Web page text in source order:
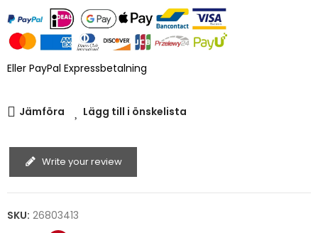
Eller PayPal Expressbetalning
Jämföra Lägg till i önskelista
Write your review
SKU: 26803413